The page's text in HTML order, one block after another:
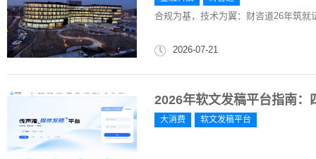
合规为基，技术为翼：财咨道26年筑就
2026-07-21
2026年软文发稿平台指南：
大消费 软文发稿平台